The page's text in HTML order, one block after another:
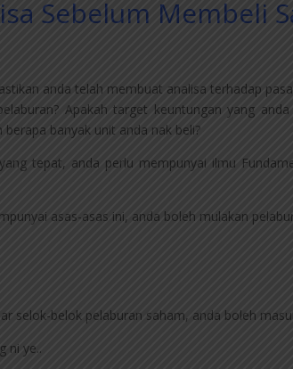
Sebelum Membeli
anda telah membuat analisa terhadap
Apakah target keuntungan yang
banyak unit anda nak beli?
tepat, anda perlu mempunyai ilmu
asas-asas ini, anda boleh mulakan
selok-belok pelaburan saham, anda boleh
ni ye..